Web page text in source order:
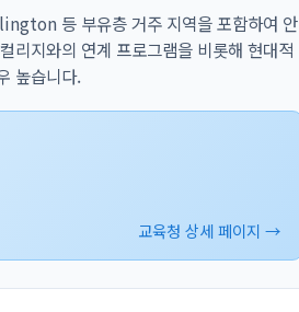
등 부유층 거주 지역을 포함하여 안
리지와의 연계 프로그램을 비롯해 현대적
높습니다.
교육청 상세 페이지 →